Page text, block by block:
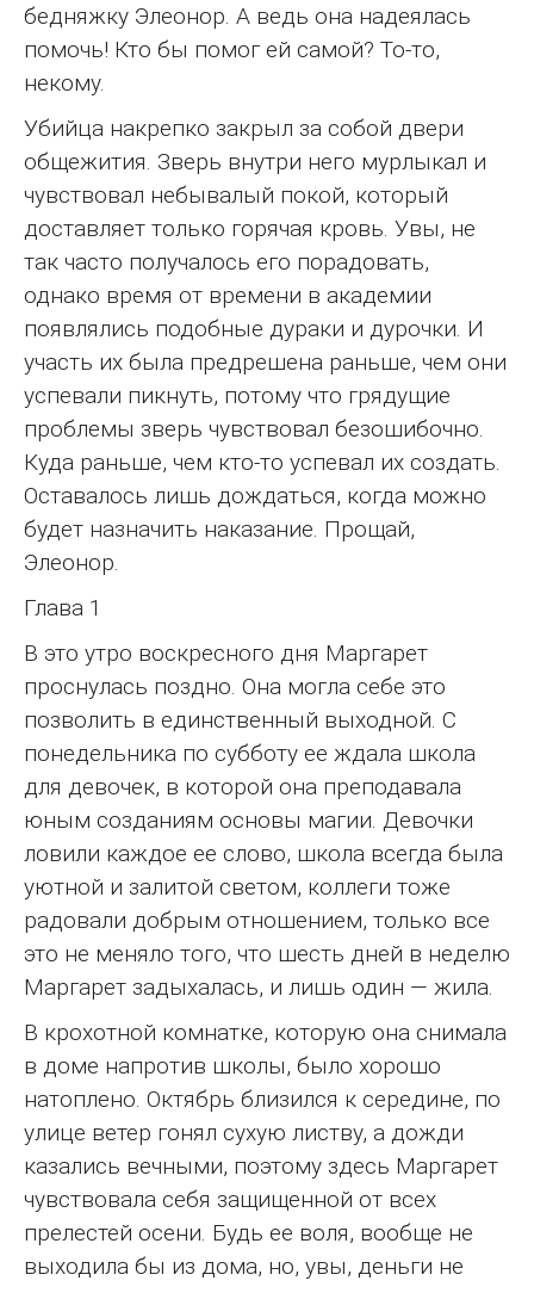
бедняжку Элеонор. А ведь она надеялась
помочь! Кто бы помог ей самой? То-то,
некому.
Убийца накрепко закрыл за собой двери
общежития. Зверь внутри него мурлыкал и
чувствовал небывалый покой, который
доставляет только горячая кровь. Увы, не
так часто получалось его порадовать,
однако время от времени в академии
появлялись подобные дураки и дурочки. И
участь их была предрешена раньше, чем они
успевали пикнуть, потому что грядущие
проблемы зверь чувствовал безошибочно.
Куда раньше, чем кто-то успевал их создать.
Оставалось лишь дождаться, когда можно
будет назначить наказание. Прощай,
Элеонор.
Глава 1
В это утро воскресного дня Маргарет
проснулась поздно. Она могла себе это
позволить в единственный выходной. С
понедельника по субботу ее ждала школа
для девочек, в которой она преподавала
юным созданиям основы магии. Девочки
ловили каждое ее слово, школа всегда была
уютной и залитой светом, коллеги тоже
радовали добрым отношением, только все
это не меняло того, что шесть дней в неделю
Маргарет задыхалась, и лишь один — жила.
В крохотной комнатке, которую она снимала
в доме напротив школы, было хорошо
натоплено. Октябрь близился к середине, по
улице ветер гонял сухую листву, а дожди
казались вечными, поэтому здесь Маргарет
чувствовала себя защищенной от всех
прелестей осени. Будь ее воля, вообще не
выходила бы из дома, но, увы, деньги не